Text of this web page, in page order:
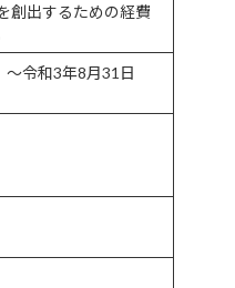
創出するための経費
令和3年8月31日